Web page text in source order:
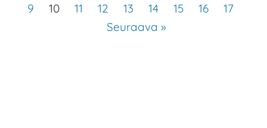
9
10 11 12 13 14 15 16
17
Seuraava »